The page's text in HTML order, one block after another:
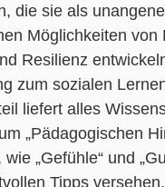
die sie als
Möglichkeiten
Resilienz
zum sozialen
liefert alles
„Pädagogischen
„Gefühle“ und
Tipps